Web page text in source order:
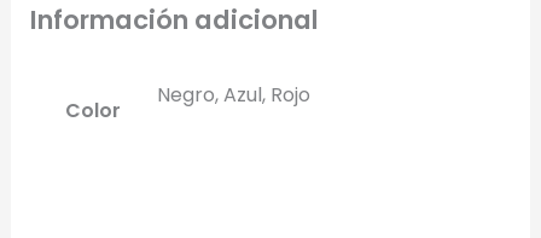
Información adicional
Color
Negro, Azul, Rojo